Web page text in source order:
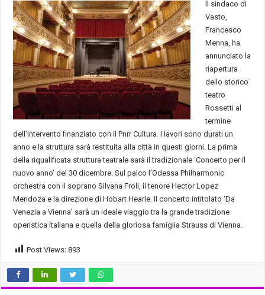
Il sindaco di
Vasto,
Francesco
Menna, ha
annunciato la
riapertura
dello storico
teatro
Rossetti al
termine
dell’intervento finanziato con il Pnrr Cultura. I lavori sono durati un
anno e la struttura sarà restituita alla città in questi giorni. La prima
della riqualificata struttura teatrale sarà il tradizionale ‘Concerto per il
nuovo anno’ del 30 dicembre. Sul palco l’Odessa Philharmonic
orchestra con il soprano Silvana Froli, il tenore Hector Lopez
Mendoza e la direzione di Hobart Hearle. Il concerto intitolato ‘Da
Venezia a Vienna’ sarà un ideale viaggio tra la grande tradizione
operistica italiana e quella della gloriosa famiglia Strauss di Vienna.
Post Views: 893